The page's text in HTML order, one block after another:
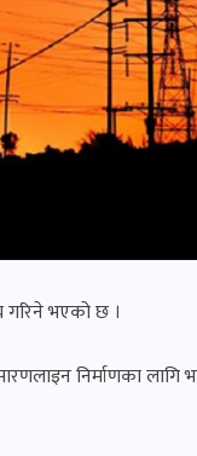
गरिने भएको छ ।
निर्माणका लागि